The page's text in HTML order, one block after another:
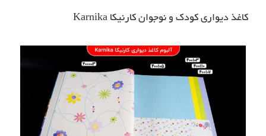
کاغذ دیواری کودک و نوجوان کارنیکا Karnika